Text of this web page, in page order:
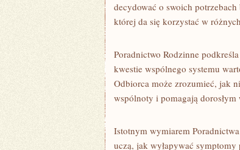
decydować o swoich
której da się korzystać w
Poradnictwo Rodzinne
kwestie wspólnego systemu
Odbiorca może zrozumieć, jak
wspólnoty i pomagają
Istotnym wymiarem
uczą, jak wyłapywać